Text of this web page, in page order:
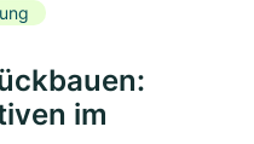
im